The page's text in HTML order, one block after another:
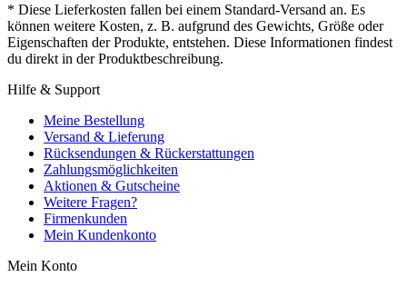
* Diese Lieferkosten fallen bei einem Standard-Versand an. Es
können weitere Kosten, z. B. aufgrund des Gewichts, Größe oder
Eigenschaften der Produkte, entstehen. Diese Informationen findest
du direkt in der Produktbeschreibung.
Hilfe & Support
Meine Bestellung
Versand & Lieferung
Rücksendungen & Rückerstattungen
Zahlungsmöglichkeiten
Aktionen & Gutscheine
Weitere Fragen?
Firmenkunden
Mein Kundenkonto
Mein Konto